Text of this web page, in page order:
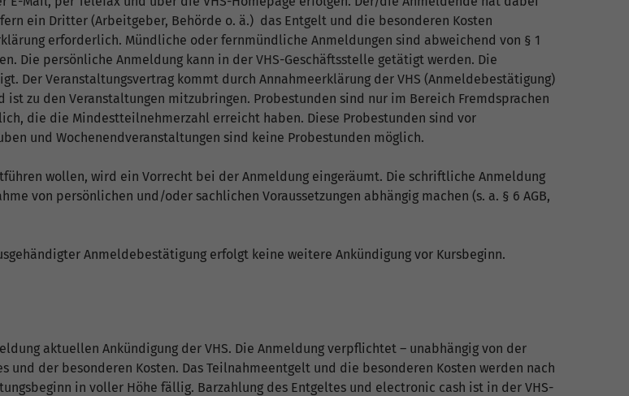
ein Dritter (Arbeitgeber, Behörde o. ä.) das Entgelt und die besonderen Kosten
erforderlich. Mündliche oder fernmündliche Anmeldungen sind abweichend von § 1
Die persönliche Anmeldung kann in der VHS-Geschäftsstelle getätigt werden. Die
Der Veranstaltungsvertrag kommt durch Annahmeerklärung der VHS (Anmeldebestätigung)
zu den Veranstaltungen mitzubringen. Probestunden sind nur im Bereich Fremdsprachen
die die Mindestteilnehmerzahl erreicht haben. Diese Probestunden sind vor
und Wochenendveranstaltungen sind keine Probestunden möglich.
wollen, wird ein Vorrecht bei der Anmeldung eingeräumt. Die schriftliche Anmeldung
von persönlichen und/oder sachlichen Voraussetzungen abhängig machen (s. a. § 6 AGB,
Anmeldebestätigung erfolgt keine weitere Ankündigung vor Kursbeginn.
aktuellen Ankündigung der VHS. Die Anmeldung verpflichtet – unabhängig von der
und der besonderen Kosten. Das Teilnahmeentgelt und die besonderen Kosten werden nach
in voller Höhe fällig. Barzahlung des Entgeltes und electronic cash ist in der VHS-